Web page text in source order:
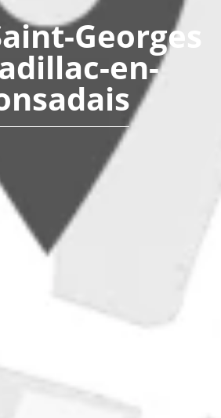
Georges
en-